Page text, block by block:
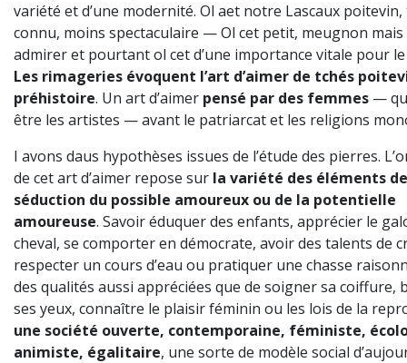
variété et d’une modernité. Ol aet notre Lascaux
connu, moins spectaculaire — Ol cet petit, meugnon mais
admirer et pourtant ol cet d’une importance vitale pour
Les rimageries évoquent l’art d’aimer de tchés
préhistoire. Un art d’aimer pensé par des femmes —
être les artistes — avant le patriarcat et les religions
I avons daus hypothèses issues de l’étude des pierres.
de cet art d’aimer repose sur la variété des éléments de
séduction du possible amoureux ou de la potentielle
amoureuse. Savoir éduquer des enfants, apprécier le
cheval, se comporter en démocrate, avoir des talents de
respecter un cours d’eau ou pratiquer une chasse
des qualités aussi appréciées que de soigner sa coiffure,
ses yeux, connaître le plaisir féminin ou les lois de la
une société ouverte, contemporaine, féministe,
animiste, égalitaire, une sorte de modèle social